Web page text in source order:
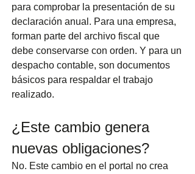
para comprobar la presentación de su
declaración anual. Para una empresa,
forman parte del archivo fiscal que
debe conservarse con orden. Y para un
despacho contable, son documentos
básicos para respaldar el trabajo
realizado.
¿Este cambio genera
nuevas obligaciones?
No. Este cambio en el portal no crea